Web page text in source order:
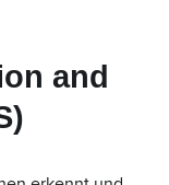
and